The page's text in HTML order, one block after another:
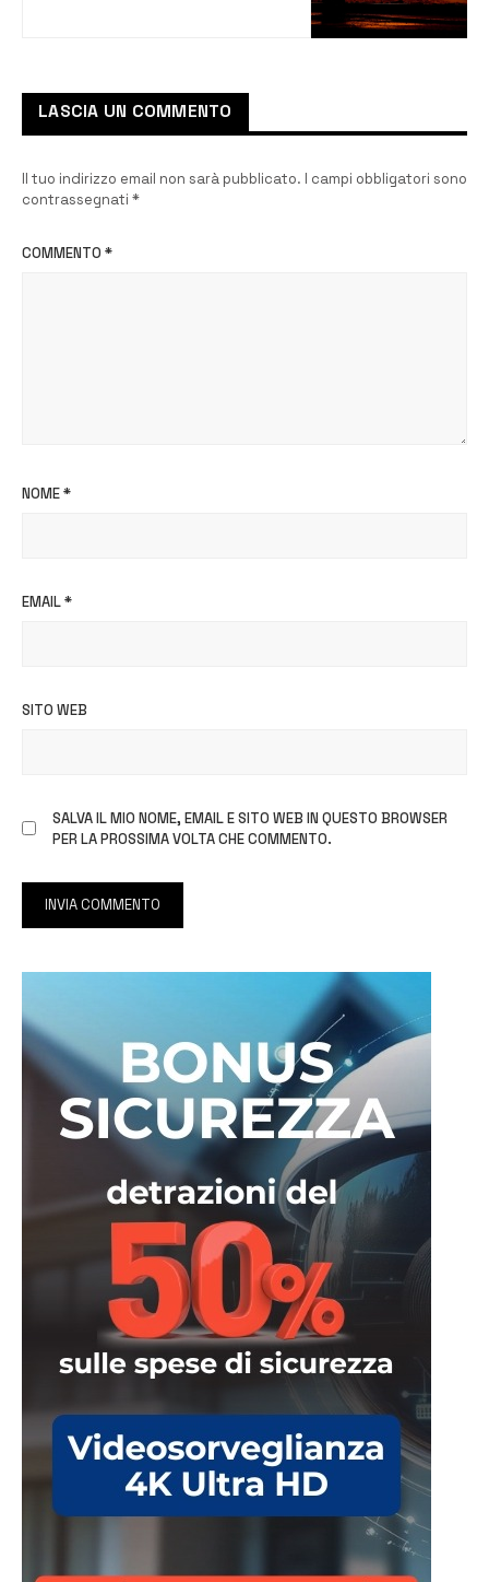
LASCIA UN COMMENTO
Il tuo indirizzo email non sarà pubblicato. I campi obbligatori sono
contrassegnati *
COMMENTO *
NOME*
EMAIL*
SITO WEB
SALVA IL MIO NOME, EMAIL E SITO WEB IN QUESTO BROWSER
PER LA PROSSIMA VOLTA CHE COMMENTO.